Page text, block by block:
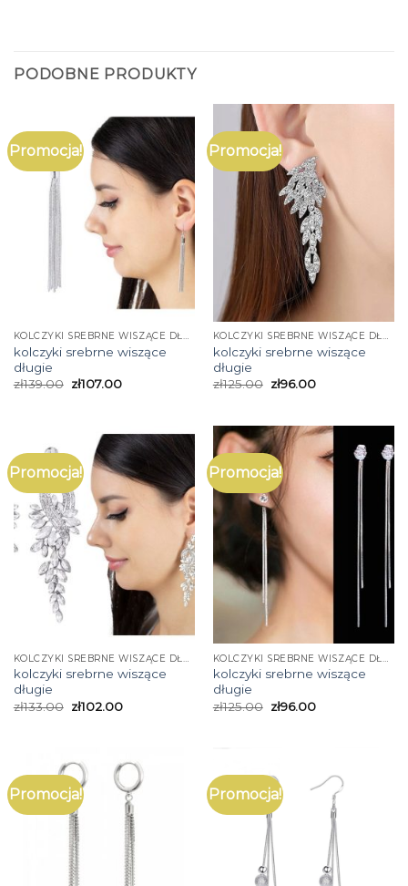
PODOBNE PRODUKTY
Promocja!
KOLCZYKI SREBRNE WISZĄCE DŁUGIE
kolczyki srebrne wiszące
długie
zł139.00 zł107.00
Promocja!
KOLCZYKI SREBRNE WISZĄCE DŁUGIE
kolczyki srebrne wiszące
długie
zł125.00 zł96.00
Promocja!
kolczyki srebrne wiszące
długie
zł133.00 zł102.00
Promocja!
kolczyki srebrne wiszące
długie
zł125.00 zł96.00
Promocja! Promocja!